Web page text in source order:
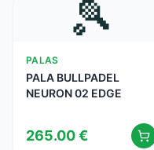
🎾
PALAS
PALA BULLPADEL
NEURON 02 EDGE
265.00€